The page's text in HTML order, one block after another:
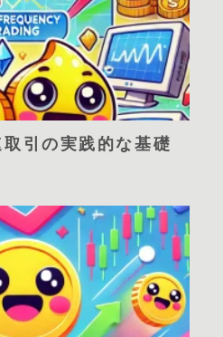
引の実践的な基礎